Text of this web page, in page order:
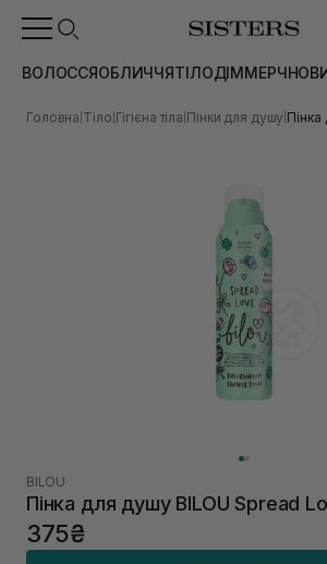
ВОЛОССЯОБЛИЧЧЯТІЛОДІММЕРЧ
Головна Тіло Гігієна тіла Пінки для душу
BILOU
Пінка для душу BILOU Spread
375₴